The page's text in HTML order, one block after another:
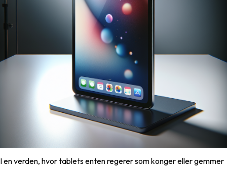
I en verden, hvor tablets enten regerer som konger eller gemmer